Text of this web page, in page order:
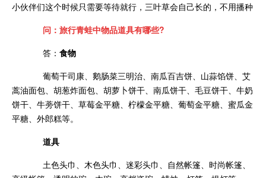
小伙伴们这个时候只需要等待就行，三叶草会自己长的，不用播种
问：旅行青蛙中物品道具有哪些?
答： 食物
葡萄干司康、鹅肠菜三明治、南瓜百吉饼、山蒜馅饼、艾
蒿油面包、胡葱炸面包、胡萝卜饼干、南瓜饼干、毛豆饼干、牛奶
饼干、牛蒡饼干、草莓金平糖、柠檬金平糖、葡萄金平糖、蜜瓜金
平糖、外郎糕等。
道具
土色头巾、木色头巾、迷彩头巾、自然帐篷、时尚帐篷、